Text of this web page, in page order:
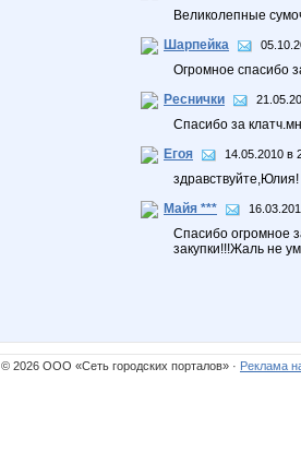
Великолепные
Шарпейка
Огромное спасибо
Реснички
Спасибо за
Егоя
14.05.2010 в
Майя ***
Спасибо огромное
закупки!!!Жаль не
© 2026 ООО «Сеть городских порталов» · Реклама